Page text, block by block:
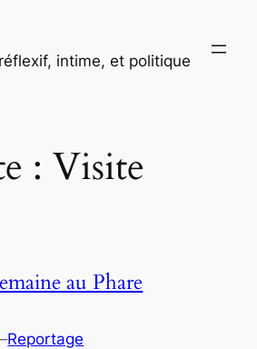
intime, et politique
:Visite
au Phare
Reportage